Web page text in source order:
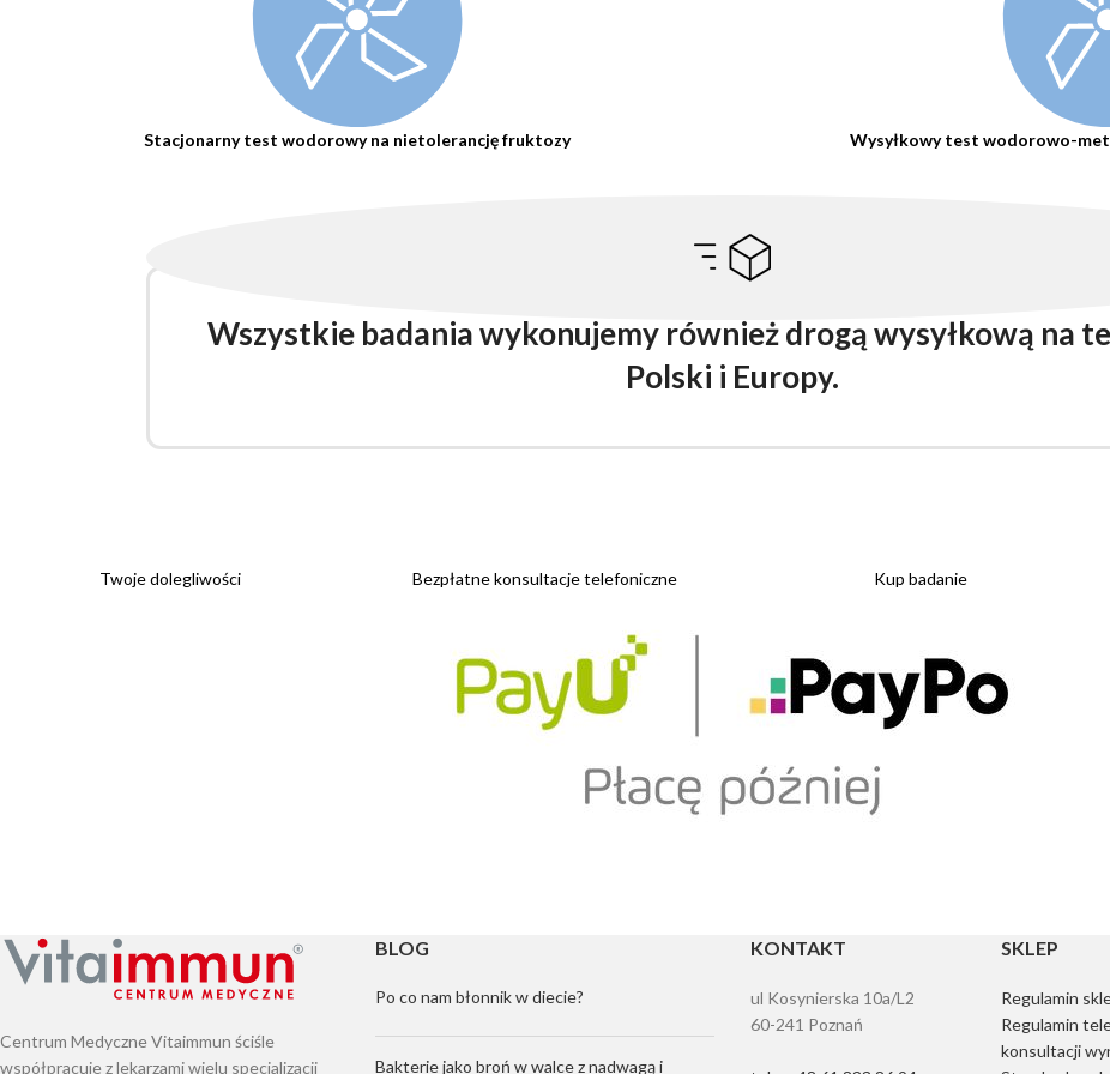
Stacjonarny test wodorowy na nietolerancję fruktozy Wysyłkowy test wodorowo-
Wszystkie badania wykonujemy również drogą wysyłkową na
Polski i Europy.
Twoje dolegliwości Bezpłatne konsultacje telefoniczne Kup badanie
Centrum Medyczne Vitaimmun ściśle
współpracuje z lekarzami wielu specjalizacji
BLOG
Po co nam błonnik w diecie?
Bakterie jako broń w walce z nadwagą i
KONTAKT
ul Kosynierska 10a/L2
60-241 Poznań
SKLEP
Regulamin
Regulamin
konsultacji